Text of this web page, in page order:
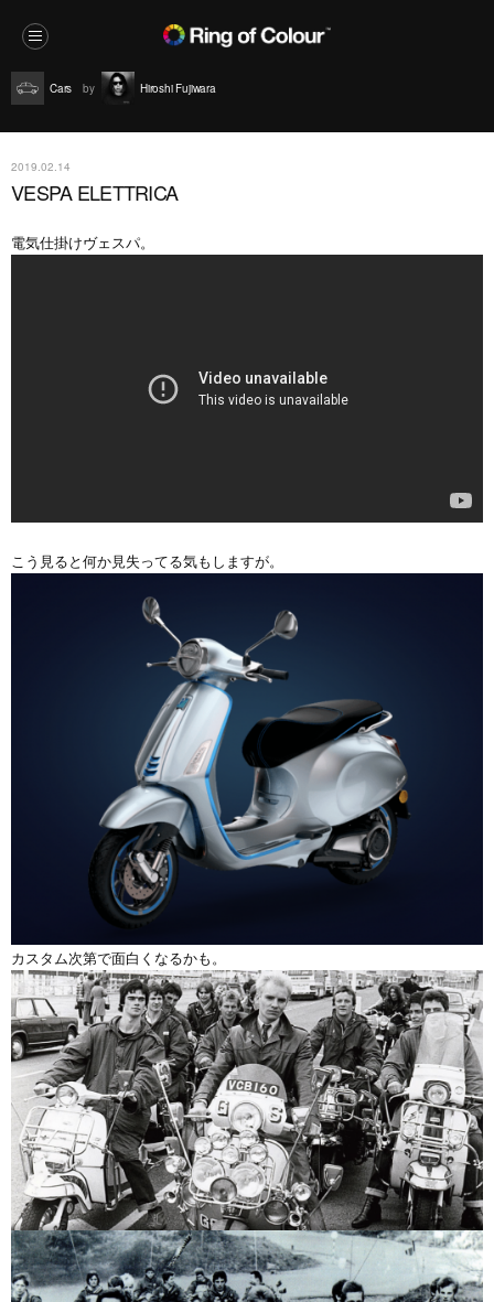
Cars Hiroshi Fujiwara
2019.02.14
VESPA ELETTRICA
電気仕掛けヴェスパ。
こう見ると何か見失ってる気もしますが。
カスタム次第で面白くなるかも。